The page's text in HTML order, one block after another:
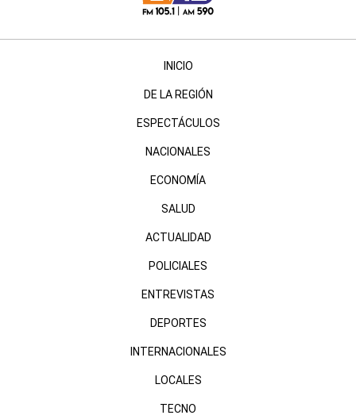
INICIO
DE LA REGIÓN
ESPECTÁCULOS
NACIONALES
ECONOMÍA
SALUD
ACTUALIDAD
POLICIALES
ENTREVISTAS
DEPORTES
INTERNACIONALES
LOCALES
TECNO